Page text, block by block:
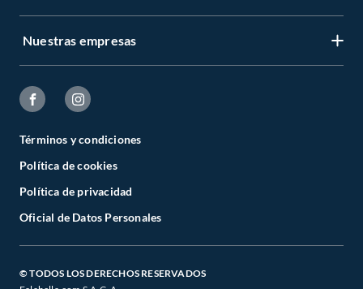
Nuestras empresas
Términos y condiciones
Política de cookies
Política de privacidad
Oficial de Datos Personales
© TODOS LOS DERECHOS RESERVADOS